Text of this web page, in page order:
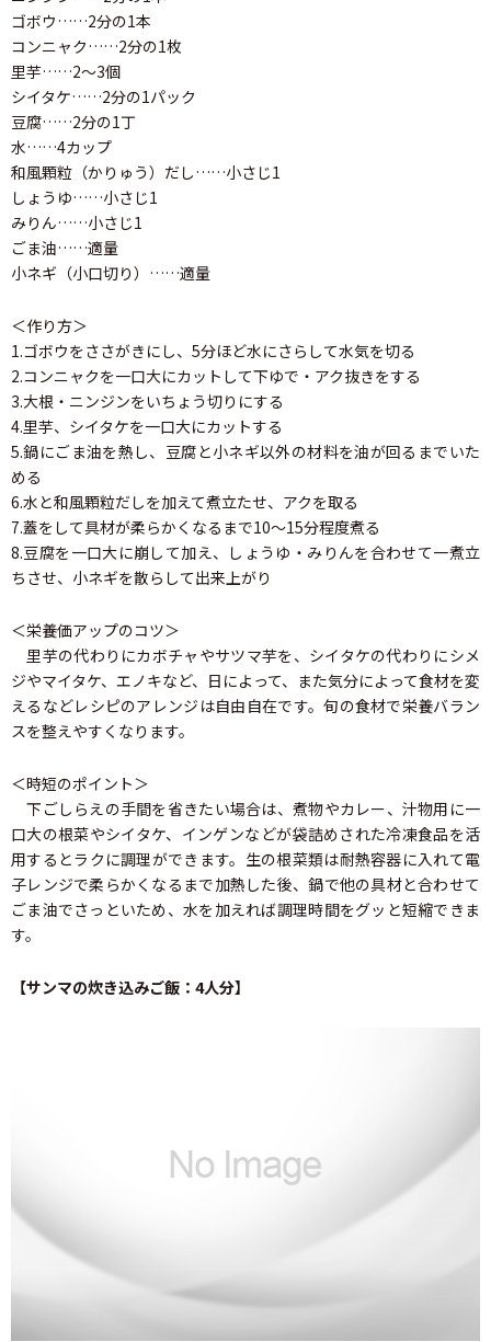
ゴボウ……2分の1本
コンニャク……2分の1枚
里芋……2～3個
シイタケ……2分の1パック
豆腐……2分の1丁
水……4カップ
和風顆粒（かりゅう）だし……小さじ1
しょうゆ……小さじ1
みりん……小さじ1
ごま油……適量
小ネギ（小口切り）……適量
＜作り方＞
1.ゴボウをささがきにし、5分ほど水にさらして水気を切る
2.コンニャクを一口大にカットして下ゆで・アク抜きをする
3.大根・ニンジンをいちょう切りにする
4.里芋、シイタケを一口大にカットする
5.鍋にごま油を熱し、豆腐と小ネギ以外の材料を油が回るまでいた
める
6.水と和風顆粒だしを加えて煮立たせ、アクを取る
7.蓋をして具材が柔らかくなるまで10～15分程度煮る
8.豆腐を一口大に崩して加え、しょうゆ・みりんを合わせて一煮立
ちさせ、小ネギを散らして出来上がり
＜栄養価アップのコツ＞
里芋の代わりにカボチャやサツマ芋を、シイタケの代わりにシメ
ジやマイタケ、エノキなど、日によって、また気分によって食材を変
えるなどレシピのアレンジは自由自在です。旬の食材で栄養バラン
スを整えやすくなります。
＜時短のポイント＞
下ごしらえの手間を省きたい場合は、煮物やカレー、汁物用に一
口大の根菜やシイタケ、インゲンなどが袋詰めされた冷凍食品を活
用するとラクに調理ができます。生の根菜類は耐熱容器に入れて電
子レンジで柔らかくなるまで加熱した後、鍋で他の具材と合わせて
ごま油でさっといため、水を加えれば調理時間をグッと短縮できま
す。
【サンマの炊き込みご飯：4人分】